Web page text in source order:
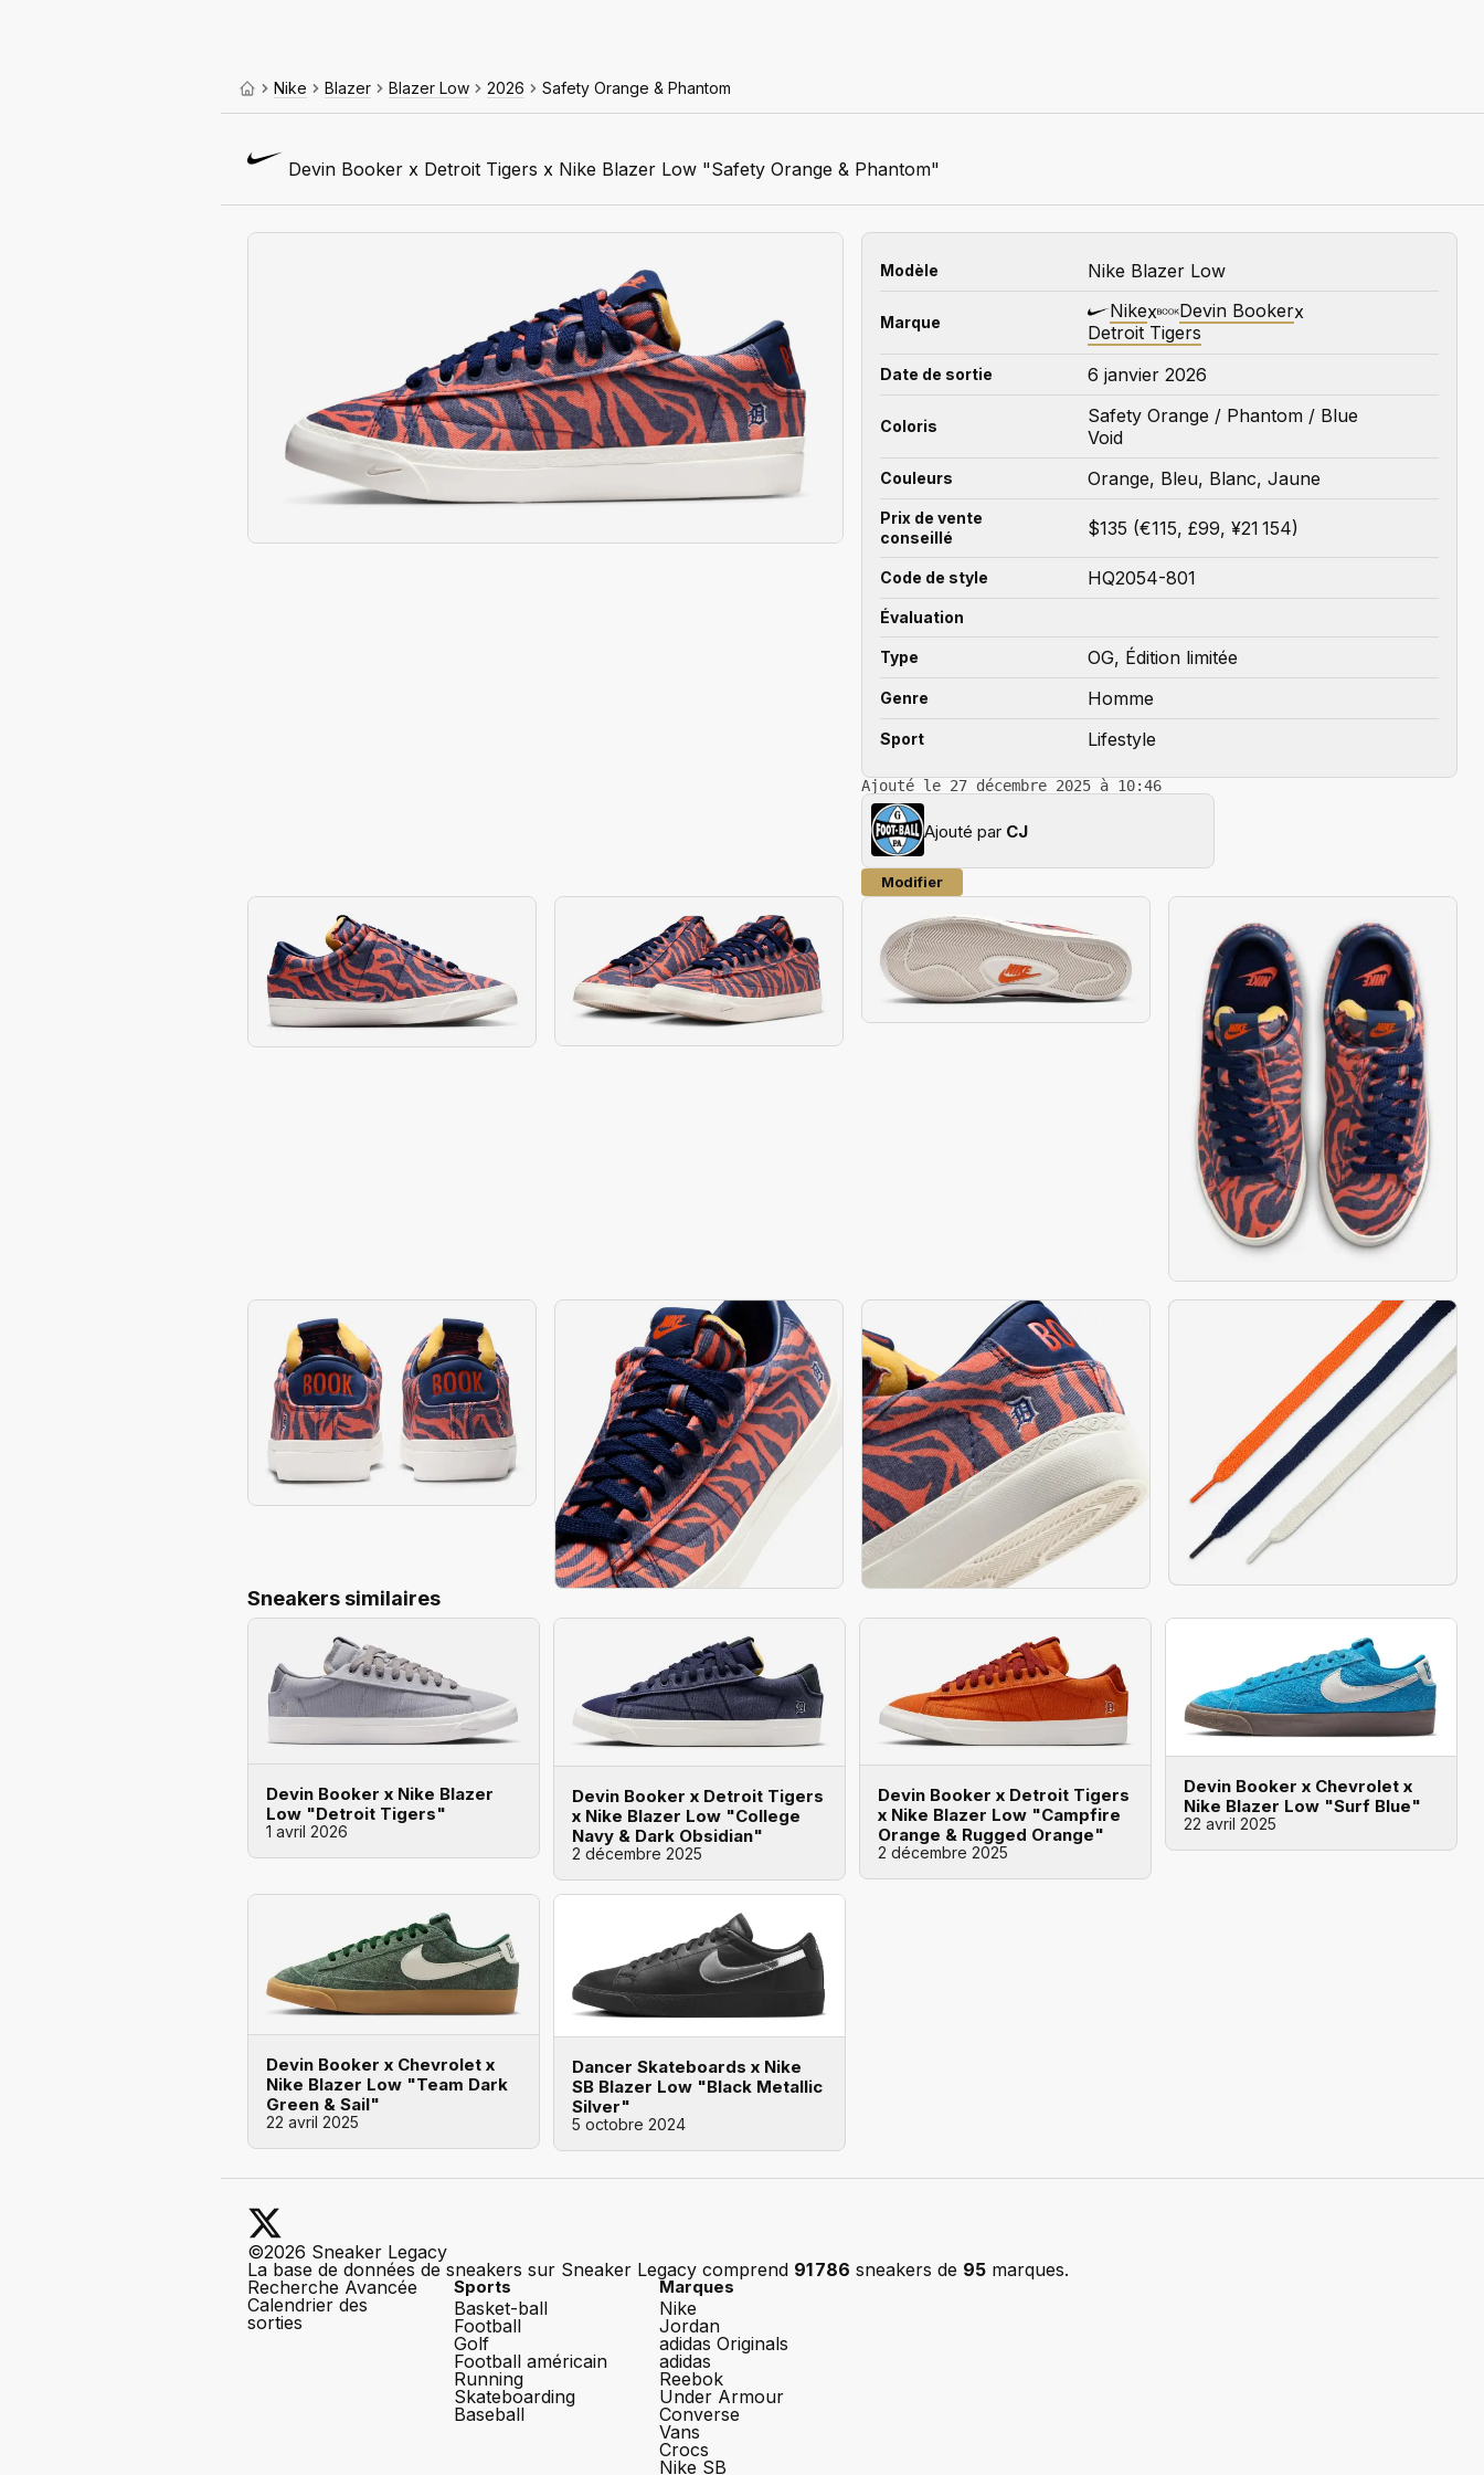
Nike Blazer Blazer Low 2026 Safety Orange & Phantom
Devin Booker x Detroit Tigers x Nike Blazer Low "Safety Orange & Phantom"
Modèle Nike Blazer Low
Marque
Nikex Devin Bookerx
Detroit Tigers
Date de sortie 6 janvier 2026
Coloris
Safety Orange / Phantom / Blue
Void
Couleurs Orange, Bleu, Blanc, Jaune
Prix de vente
conseillé
$135 (€115, £99, ¥21 154)
Code de style HQ2054-801
Évaluation
Type OG, Édition limitée
Genre Homme
Sport Lifestyle
Ajouté le 27 décembre 2025 à 10:46
Ajouté par CJ
Modifier
Sneakers similaires
Devin Booker x Nike Blazer
Low "Detroit Tigers"
1 avril 2026
Devin Booker x Detroit Tigers
x Nike Blazer Low "College
Navy & Dark Obsidian"
2 décembre 2025
Devin Booker x Detroit Tigers
x Nike Blazer Low "Campfire
Orange & Rugged Orange"
2 décembre 2025
Devin Booker x Chevrolet x
Nike Blazer Low "Surf Blue"
22 avril 2025
Devin Booker x Chevrolet x
Nike Blazer Low "Team Dark
Green & Sail"
22 avril 2025
Dancer Skateboards x Nike
SB Blazer Low "Black Metallic
Silver"
5 octobre 2024
©2026 Sneaker Legacy
La base de données de sneakers sur Sneaker Legacy comprend 91 786 sneakers de 95 marques.
Recherche Avancée
Calendrier des
sorties
Sports
Basket-ball
Football
Golf
Football américain
Running
Skateboarding
Baseball
Marques
Nike
Jordan
adidas Originals
adidas
Reebok
Under Armour
Converse
Vans
Crocs
Nike SB